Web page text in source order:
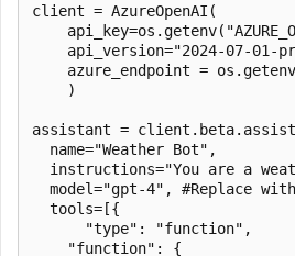
client = AzureOpenAI(
api_version="2024-07-01-
azure_endpoint =
    )
assistant =
  name="Weather Bot",
instructions="You are a
model="gpt-4", #Replace
  tools=[{
      "type": "function",
    "function": {